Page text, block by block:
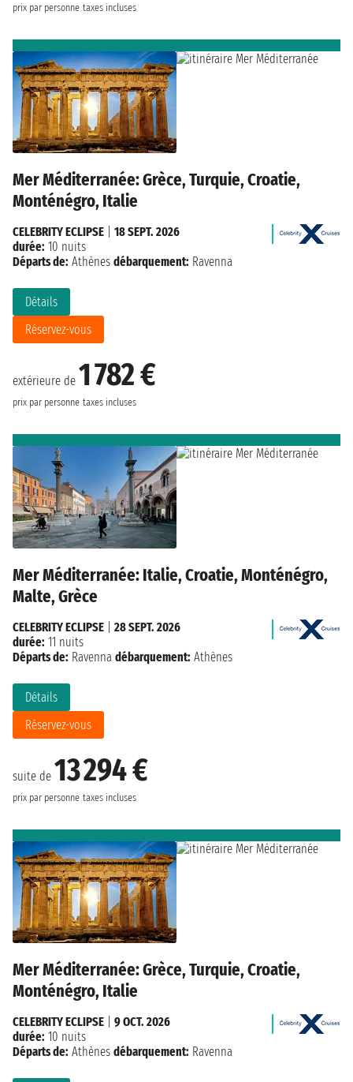
prix par personne taxes incluses
Mer Méditerranée: Grèce, Turquie, Croatie,
Monténégro, Italie
extérieure de 1 782 €
prix par personne taxes incluses
Détails
Réservez-vous
CELEBRITY ECLIPSE
18 SEPT. 2026
durée: 10 nuits
Départs de: Athènes débarquement: Ravenna
Mer Méditerranée: Italie, Croatie, Monténégro,
Malte, Grèce
suite de 13 294 €
prix par personne taxes incluses
Détails
Réservez-vous
CELEBRITY ECLIPSE
28 SEPT. 2026
durée: 11 nuits
Départs de: Ravenna débarquement: Athènes
Mer Méditerranée: Grèce, Turquie, Croatie,
Monténégro, Italie
CELEBRITY ECLIPSE
9 OCT. 2026
durée: 10 nuits
Départs de: Athènes débarquement: Ravenna